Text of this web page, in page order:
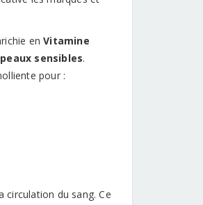
enVitamine
peaux sensibles.
pour :
du sang. Ce